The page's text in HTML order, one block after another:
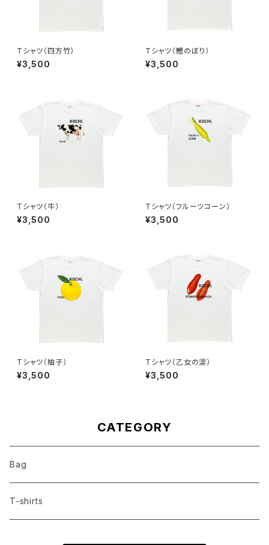
Tシャツ（四方竹）
¥3,500
Tシャツ（鰹のぼり）
¥3,500
Tシャツ（牛）
¥3,500
Tシャツ（フルーツコーン）
¥3,500
Tシャツ（柚子）
¥3,500
Tシャツ（乙女の涙）
¥3,500
CATEGORY
Bag
T-shirts